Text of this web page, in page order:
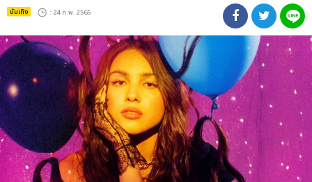
บันเทิง : 24 ก.พ. 2565